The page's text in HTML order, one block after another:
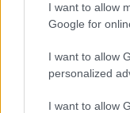
I want to allow
Google for
I want to allow
personalized
I want to allow